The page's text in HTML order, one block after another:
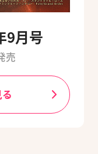
月号
売